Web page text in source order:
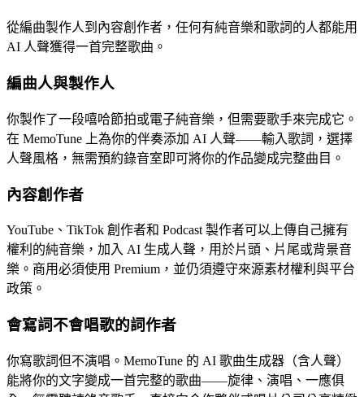
從編曲製作人到內容創作者，任何有純音樂和歌詞的人都能用
AI 人聲獲得一首完整歌曲。
編曲人與製作人
你製作了一段嘻哈節拍或電子純音樂，但需要歌手來完成它。
在 MemoTune 上為你的伴奏添加 AI 人聲——輸入歌詞，選擇
人聲風格，無需預約錄音室即可將你的作品變成完整曲目。
內容創作者
YouTube、TikTok 創作者和 Podcast 製作者可以上傳自己擁有
權利的純音樂，加入 AI 生成人聲，用於片頭、片尾或背景音
樂。商用必須使用 Premium，並仍須遵守來源素材權利與平台
政策。
會寫詞不會唱歌的詞作者
你寫歌詞但不演唱。MemoTune 的 AI 歌曲生成器（含人聲）
能將你的文字變成一首完整的歌曲——旋律、演唱、一應俱